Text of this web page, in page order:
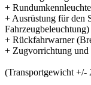
+
+ Ausrüstung für den
Fahrzeugbeleuchtung)
+ Rückfahrwarner
+ Zugvorrichtung und
(Transportgewicht +/-